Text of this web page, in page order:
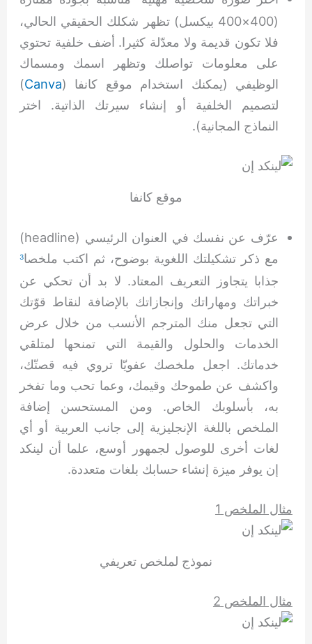
(400×400 بيكسل) تظهر شكلك الحقيقي الحالي،
فلا تكون قديمة ولا معدّلة كثيرا. أضف خلفية تحتوي
على معلومات تواصلك وتظهر اسمك ومسماك
الوظيفي (يمكنك استخدام موقع كانفا (Canva
)
لتصميم الخلفية أو إنشاء سيرتك الذاتية. اختر
النماذج المجانية).
موقع كانفا
عرّف عن نفسك في العنوان الرئيسي (headline)
مع ذكر تشكيلتك اللغوية بوضوح، ثم اكتب ملخصا3
جذابا يتجاوز التعريف المعتاد. لا بد أن تحكي عن
خبراتك ومهاراتك وإنجازاتك بالإضافة لنقاط قوّتك
التي تجعل منك المترجم الأنسب من خلال عرض
الخدمات والحلول والقيمة التي تمنحها لمتلقي
خدماتك. اجعل ملخصك عفويّا تروي فيه قصتّك،
واكشف عن طموحك وقيمك، وعما تحب وما تفخر
به، بأسلوبك الخاص. ومن المستحسن إضافة
الملخص باللغة الإنجليزية إلى جانب العربية أو أي
لغات أخرى للوصول لجمهور أوسع، علما أن لينكد
إن يوفر ميزة إنشاء حسابك بلغات متعددة.
مثال الملخص 1
نموذج لملخص تعريفي
مثال الملخص 2